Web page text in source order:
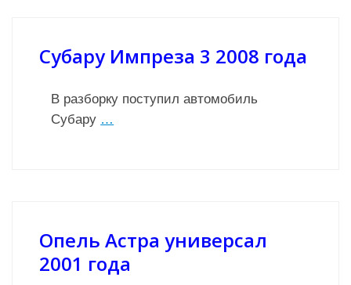
Субару Импреза 3 2008 года
В разборку поступил автомобиль
Субару …
Опель Астра универсал
2001 года